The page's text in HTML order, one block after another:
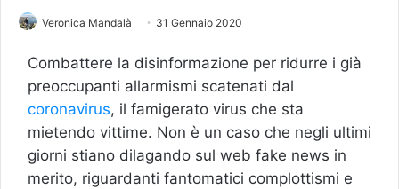
Veronica Mandalà 31 Gennaio 2020
Combattere la disinformazione per ridurre i già
preoccupanti allarmismi scatenati dal
coronavirus, il famigerato virus che sta
mietendo vittime. Non è un caso che negli ultimi
giorni stiano dilagando sul web fake news in
merito, riguardanti fantomatici complottismi e